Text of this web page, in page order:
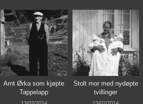
Arnt Ørka som kjøpte
Tappelapp
Stolt mor med nydøpte
tvillinger